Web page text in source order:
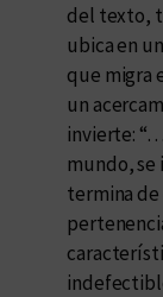
del texto,
ubica en
que migra
un
invierte:
mundo, se
termina